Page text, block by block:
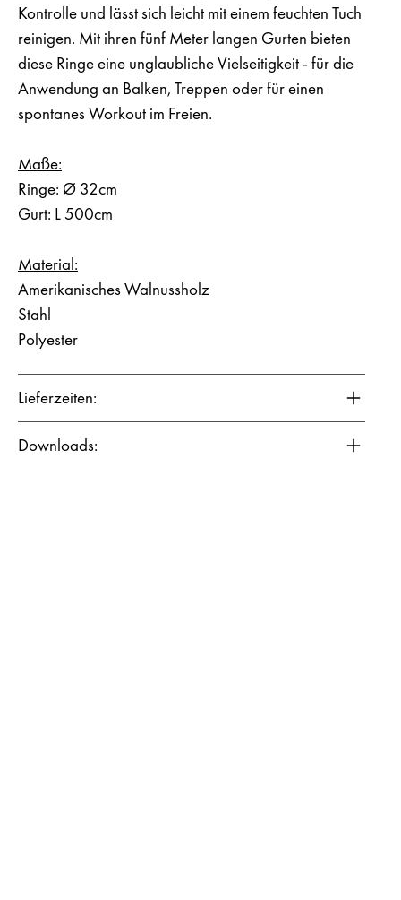
Kontrolle und lässt sich leicht mit einem feuchten Tuch
reinigen. Mit ihren fünf Meter langen Gurten bieten
diese Ringe eine unglaubliche Vielseitigkeit - für die
Anwendung an Balken, Treppen oder für einen
spontanes Workout im Freien.
Maße:
Ringe: Ø 32cm
Gurt: L 500cm
Material:
Amerikanisches Walnussholz
Stahl
Polyester
Lieferzeiten:
Downloads: